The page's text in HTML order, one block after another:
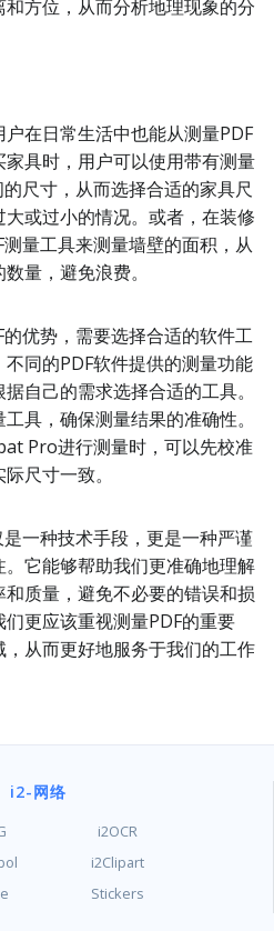
方位，从而分析地理现象的分
在日常生活中也能从测量PDF
具时，用户可以使用带有测量
尺寸，从而选择合适的家具尺
或过小的情况。或者，在装修
量工具来测量墙壁的面积，从
量，避免浪费。
优势，需要选择合适的软件工
同的PDF软件提供的测量功能
自己的需求选择合适的工具。
具，确保测量结果的准确性。
Pro进行测量时，可以先校准
尺寸一致。
一种技术手段，更是一种严谨
它能够帮助我们更准确地理解
质量，避免不必要的错误和损
更应该重视测量PDF的重要
从而更好地服务于我们的工作
i2-网络
i2OCR
i2Clipart
Stickers